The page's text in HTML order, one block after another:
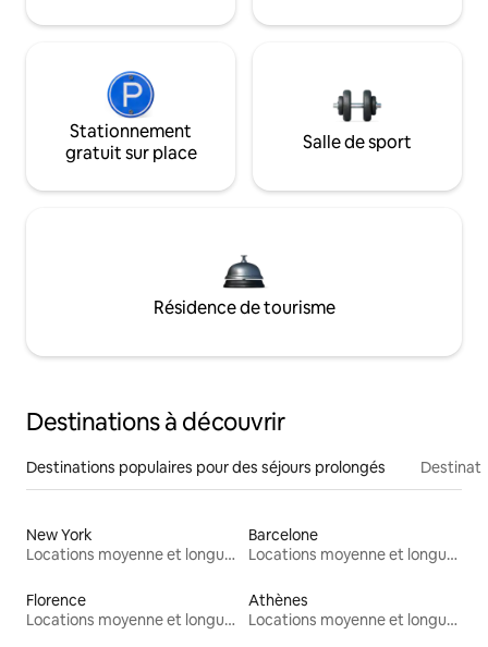
Stationnement
gratuit sur place
Salle de sport
Résidence de tourisme
Destinations à découvrir
Destinations populaires pour des séjours prolongés
New York
Locations moyenne et longue durée
Barcelone
Locations moyenne et longue durée
Florence
Locations moyenne et longue durée
Athènes
Locations moyenne et longue durée